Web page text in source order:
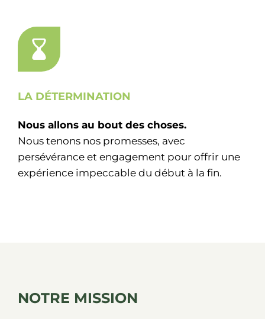
LA DÉTERMINATION
Nous allons au bout des choses.
Nous tenons nos promesses, avec
persévérance et engagement pour offrir une
expérience impeccable du début à la fin.
NOTRE MISSION